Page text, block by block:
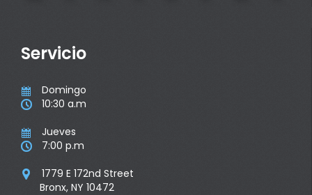
Servicio
 Domingo
 10:30 a.m
 Jueves
 7:00 p.m

1779 E 172nd Street
Bronx, NY 10472